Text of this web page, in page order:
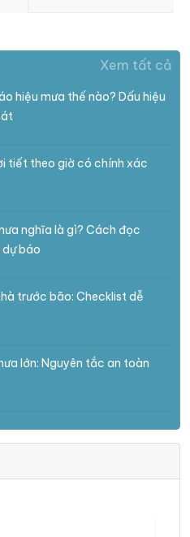
Xem tất cả
hiệu mưa thế nào? Dấu hiệu
tiết theo giờ có chính xác
nghĩa là gì? Cách đọc
báo
trước bão: Checklist dễ
lớn: Nguyên tắc an toàn